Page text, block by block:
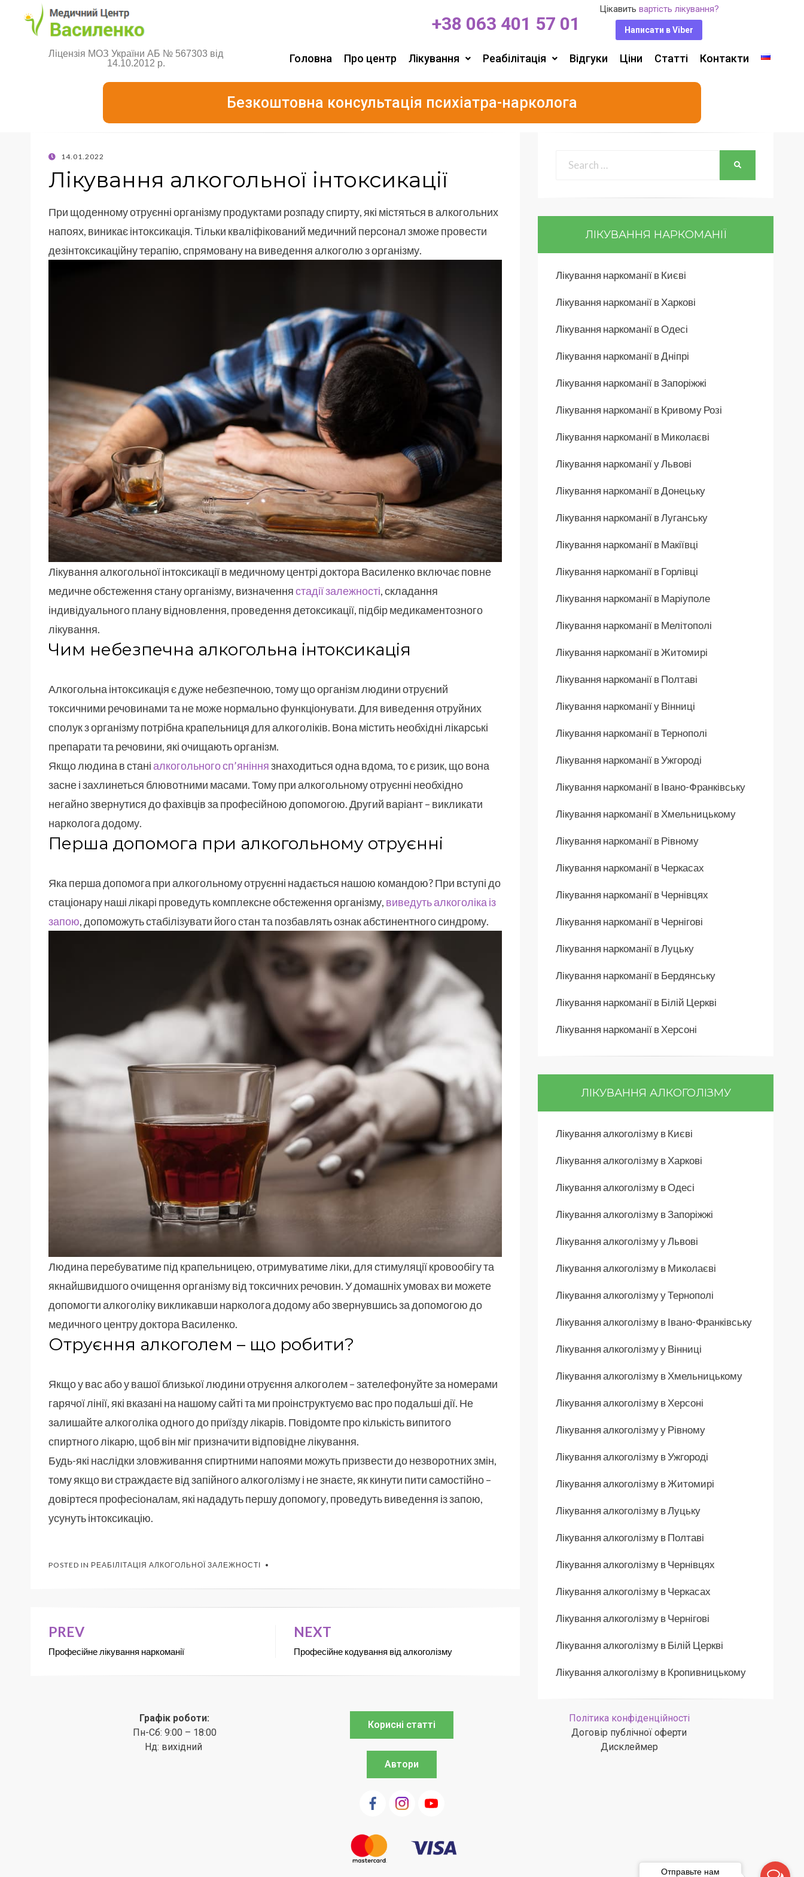
+38 063 401 57 01
Цікавить вартість лікування?
Написати в Viber
Ліцензія МОЗ України АБ № 567303 від
14.10.2012 р.
Головна Про центр Лікування Реабілітація Відгуки Ціни Статті Контакти
Безкоштовна консультація психіатра-нарколога
14.01.2022
Лікування алкогольної інтоксикації
При щоденному отруєнні організму продуктами розпаду спирту, які містяться в алкогольних
напоях, виникає інтоксикація. Тільки кваліфікований медичний персонал зможе провести
дезінтоксикаційну терапію, спрямовану на виведення алкоголю з організму.
Лікування алкогольної інтоксикації в медичному центрі доктора Василенко включає повне
медичне обстеження стану організму, визначеннястадії залежності, складання
індивідуального плану відновлення, проведення детоксикації, підбір медикаментозного
лікування.
Чим небезпечна алкогольна інтоксикація
Алкогольна інтоксикація є дуже небезпечною, тому що організм людини отруєний
токсичними речовинами та не може нормально функціонувати. Для виведення отруйних
сполук з організму потрібна крапельниця для алкоголіків. Вона містить необхідні лікарські
препарати та речовини, які очищають організм.
Якщо людина в станіалкогольного сп’яніннязнаходиться одна вдома, то є ризик, що вона
засне і захлинеться блювотними масами. Тому при алкогольному отруєнні необхідно
негайно звернутися до фахівців за професійною допомогою. Другий варіант – викликати
нарколога додому.
Перша допомога при алкогольному отруєнні
Яка перша допомога при алкогольному отруєнні надається нашою командою? При вступі до
стаціонару наші лікарі проведуть комплексне обстеження організму, виведуть алкоголіка із
запою, допоможуть стабілізувати його стан та позбавлять ознак абстинентного синдрому.
Людина перебуватиме під крапельницею, отримуватиме ліки, для стимуляції кровообігу та
якнайшвидшого очищення організму від токсичних речовин. У домашніх умовах ви можете
допомогти алкоголіку викликавши нарколога додому або звернувшись за допомогою до
медичного центру доктора Василенко.
Отруєння алкоголем – що робити?
Якщо у вас або у вашої близької людини отруєння алкоголем – зателефонуйте за номерами
гарячої лінії, які вказані на нашому сайті та ми проінструктуємо вас про подальші дії. Не
залишайте алкоголіка одного до приїзду лікарів. Повідомте про кількість випитого
спиртного лікарю, щоб він міг призначити відповідне лікування.
Будь-які наслідки зловживання спиртними напоями можуть призвести до незворотних змін,
тому якщо ви страждаєте від запійного алкоголізму і не знаєте, як кинути пити самостійно –
довіртеся професіоналам, які нададуть першу допомогу, проведуть виведення із запою,
усунуть інтоксикацію.
POSTED IN РЕАБІЛІТАЦІЯ АЛКОГОЛЬНОЇ ЗАЛЕЖНОСТІ
PREV
Професійне лікування наркоманії
NEXT
Професійне кодування від алкоголізму
ЛІКУВАННЯ НАРКОМАНІЇ
Лікування наркоманії в Києві
Лікування наркоманії в Харкові
Лікування наркоманії в Одесі
Лікування наркоманії в Дніпрі
Лікування наркоманії в Запоріжжі
Лікування наркоманії в Кривому Розі
Лікування наркоманії в Миколаєві
Лікування наркоманії у Львові
Лікування наркоманії в Донецьку
Лікування наркоманії в Луганську
Лікування наркоманії в Макіївці
Лікування наркоманії в Горлівці
Лікування наркоманії в Маріуполе
Лікування наркоманії в Мелітополі
Лікування наркоманії в Житомирі
Лікування наркоманії в Полтаві
Лікування наркоманії у Вінниці
Лікування наркоманії в Тернополі
Лікування наркоманії в Ужгороді
Лікування наркоманії в Івано-Франківську
Лікування наркоманії в Хмельницькому
Лікування наркоманії в Рівному
Лікування наркоманії в Черкасах
Лікування наркоманії в Чернівцях
Лікування наркоманії в Чернігові
Лікування наркоманії в Луцьку
Лікування наркоманії в Бердянську
Лікування наркоманії в Білій Церкві
Лікування наркоманії в Херсоні
ЛІКУВАННЯ АЛКОГОЛІЗМУ
Лікування алкоголізму в Києві
Лікування алкоголізму в Харкові
Лікування алкоголізму в Одесі
Лікування алкоголізму в Запоріжжі
Лікування алкоголізму у Львові
Лікування алкоголізму в Миколаєві
Лікування алкоголізму у Тернополі
Лікування алкоголізму в Івано-Франківську
Лікування алкоголізму у Вінниці
Лікування алкоголізму в Хмельницькому
Лікування алкоголізму в Херсоні
Лікування алкоголізму у Рівному
Лікування алкоголізму в Ужгороді
Лікування алкоголізму в Житомирі
Лікування алкоголізму в Луцьку
Лікування алкоголізму в Полтаві
Лікування алкоголізму в Чернівцях
Лікування алкоголізму в Черкасах
Лікування алкоголізму в Чернігові
Лікування алкоголізму в Білій Церкві
Лікування алкоголізму в Кропивницькому
Графік роботи:
Пн-Сб: 9:00 – 18:00
Нд: вихідний
Корисні статті
Автори
Політика конфіденційності
Договір публічної оферти
Дисклеймер
Отправьте нам